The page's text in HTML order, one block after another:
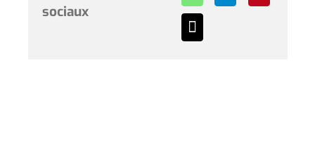
sociaux